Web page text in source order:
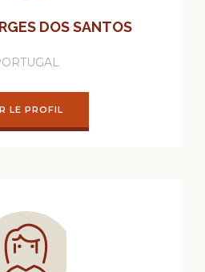
DOS SANTOS
LE PROFIL